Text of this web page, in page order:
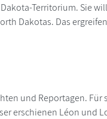
Territorium. Sie
Dakotas. Das
und Reportagen. Für
erschienen Léon und